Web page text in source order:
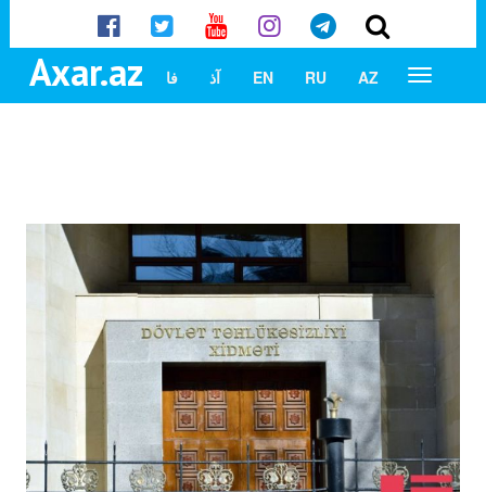
Axar.az AZ
RU
EN آذ فا